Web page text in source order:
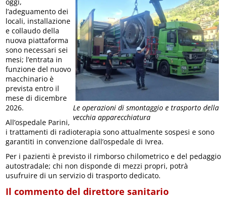
Le operazioni di smontaggio e trasporto della
vecchia apparecchiatura
l’adeguamento dei
locali, installazione
e collaudo della
nuova piattaforma
sono necessari sei
mesi; l’entrata in
funzione del nuovo
macchinario è
prevista entro il
mese di dicembre
2026.
All’ospedale Parini,
i trattamenti di radioterapia sono attualmente sospesi e sono
garantiti in convenzione dall’ospedale di Ivrea.
Per i pazienti è previsto il rimborso chilometrico e del pedaggio
autostradale; chi non disponde di mezzi propri, potrà
usufruire di un servizio di trasporto dedicato.
Il commento del direttore sanitario